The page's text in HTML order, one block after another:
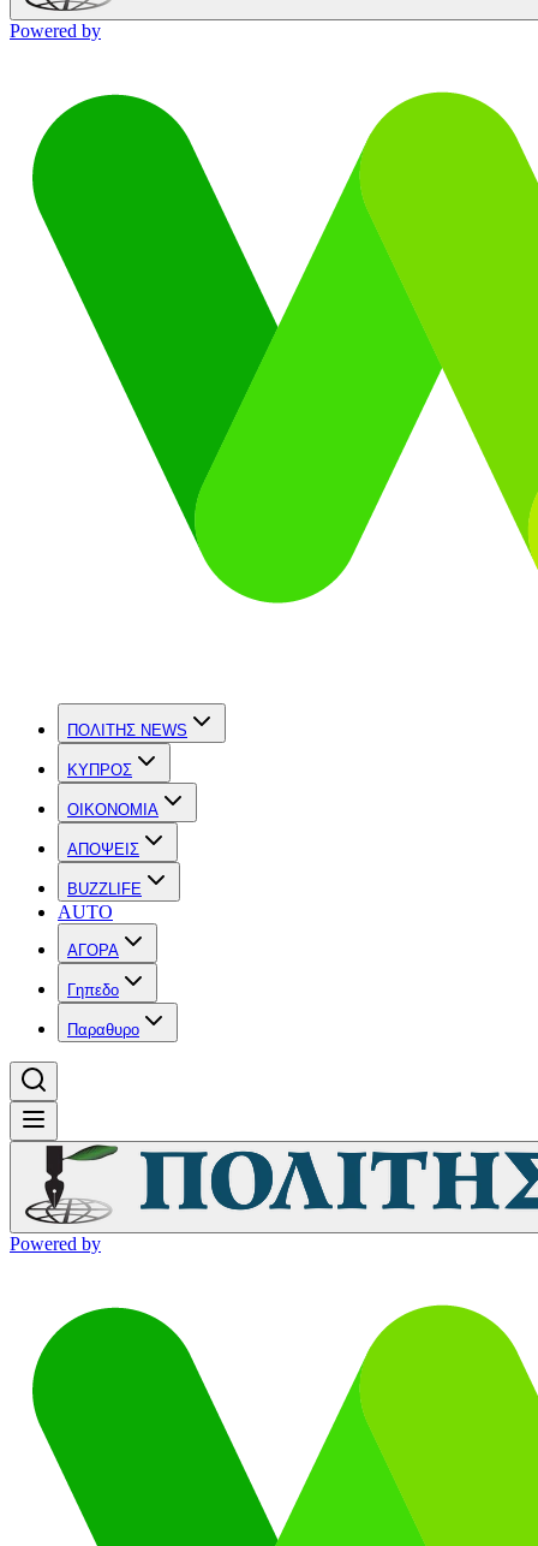
Powered by
ΠΟΛΙΤΗΣ NEWS
ΚΥΠΡΟΣ
OIKONOMIA
ΑΠΟΨΕΙΣ
BUZZLIFE
AUTO
ΑΓΟΡΑ
Γηπεδο
Παραθυρο
Powered by